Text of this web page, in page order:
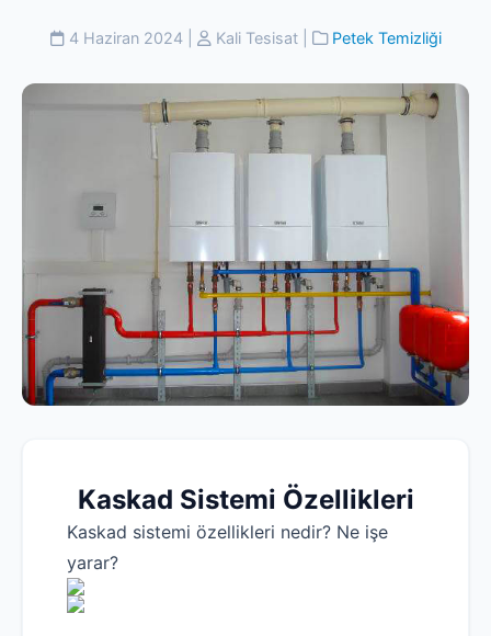
4 Haziran 2024| Kali Tesisat| Petek Temizliği
Kaskad Sistemi Özellikleri
Kaskad sistemi özellikleri nedir? Ne işe
yarar?